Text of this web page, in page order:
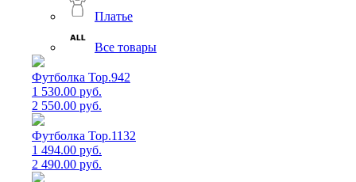
Платье
Все товары
Футболка Top.942
1 530.00 руб.
2 550.00 руб.
Футболка Top.1132
1 494.00 руб.
2 490.00 руб.